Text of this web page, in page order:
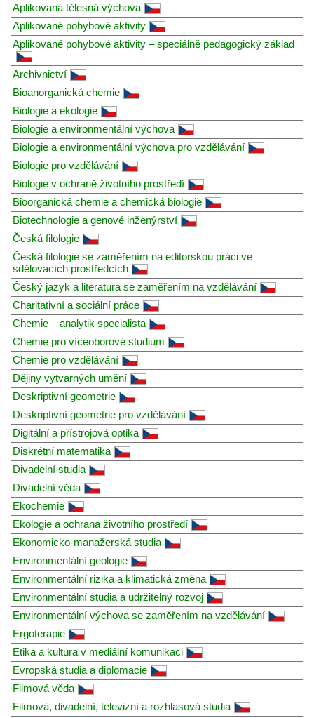
Aplikovaná tělesná výchova
Aplikované pohybové aktivity
Aplikované pohybové aktivity – speciálně pedagogický základ
Archivnictví
Bioanorganická chemie
Biologie a ekologie
Biologie a environmentální výchova
Biologie a environmentální výchova pro vzdělávání
Biologie pro vzdělávání
Biologie v ochraně životního prostředí
Bioorganická chemie a chemická biologie
Biotechnologie a genové inženýrství
Česká filologie
Česká filologie se zaměřením na editorskou práci ve
sdělovacích prostředcích
Český jazyk a literatura se zaměřením na vzdělávání
Charitativní a sociální práce
Chemie – analytik specialista
Chemie pro víceoborové studium
Chemie pro vzdělávání
Dějiny výtvarných umění
Deskriptivní geometrie
Deskriptivní geometrie pro vzdělávání
Digitální a přístrojová optika
Diskrétní matematika
Divadelní studia
Divadelní věda
Ekochemie
Ekologie a ochrana životního prostředí
Ekonomicko-manažerská studia
Environmentální geologie
Environmentální rizika a klimatická změna
Environmentální studia a udržitelný rozvoj
Environmentální výchova se zaměřením na vzdělávání
Ergoterapie
Etika a kultura v mediální komunikaci
Evropská studia a diplomacie
Filmová věda
Filmová, divadelní, televizní a rozhlasová studia